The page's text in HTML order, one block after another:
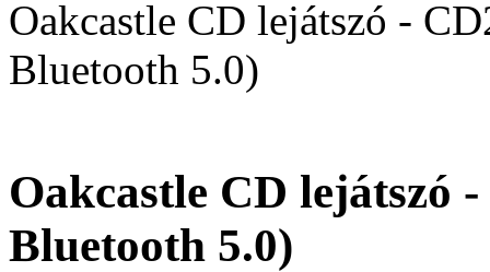
Oakcastle CD lejátszó -
Bluetooth 5.0)
Oakcastle CD lejátszó
Bluetooth 5.0)